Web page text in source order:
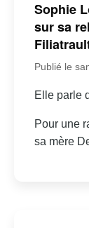
Sophie
sur sa
Publié le
Elle parle
Pour une
sa mère